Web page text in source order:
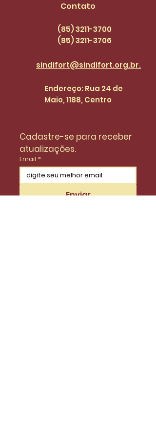
Contato
(85) 3211-3700
(85) 3211-3706
sindifort@sindifort.org.br.
Endereço: Rua 24 de
Maio, 1188, Centro
Cadastre-se para receber
atualizações.
Email *
Enviar